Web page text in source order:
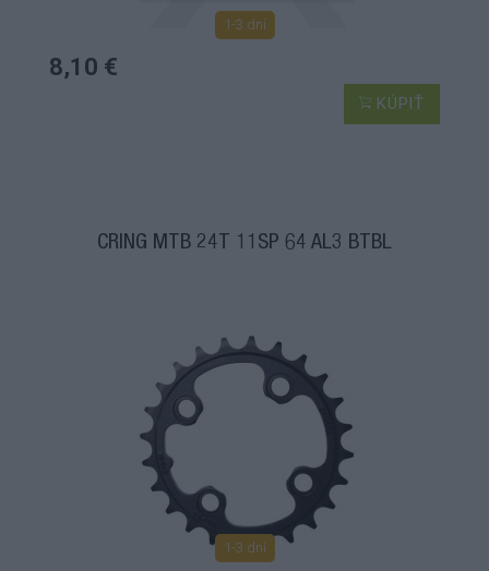
1-3 dní
8,10 €
KÚPIŤ
CRING MTB 24T 11SP 64 AL3 BTBL
1-3 dní